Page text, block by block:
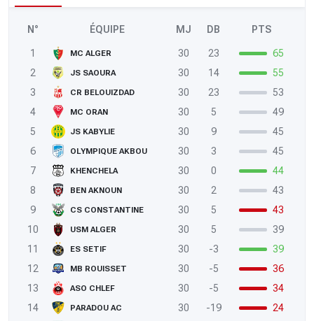
N° ÉQUIPE MJ DB PTS
1 MC ALGER 30 23
65
2
JS SAOURA 30 14
55
3
CR BELOUIZDAD 30 23
53
4
MC ORAN 30 5
49
5
JS KABYLIE 30 9
45
6
OLYMPIQUE AKBOU 30 3
45
7
KHENCHELA 30 0
44
8
BEN AKNOUN 30 2
43
9
CS CONSTANTINE 30 5
43
10
USM ALGER 30 5
39
11
ES SETIF 30 -3
39
12
MB ROUISSET 30 -5
36
13
ASO CHLEF 30 -5
34
14
PARADOU AC 30 -19
24